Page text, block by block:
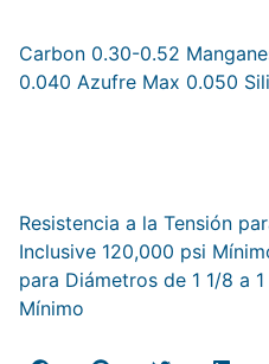
Carbon 0.30-0.52
0.040 Azufre Max 0.050
Resistencia a la Tensión
Inclusive 120,000 psi
para Diámetros de 1 1/8 a
Mínimo